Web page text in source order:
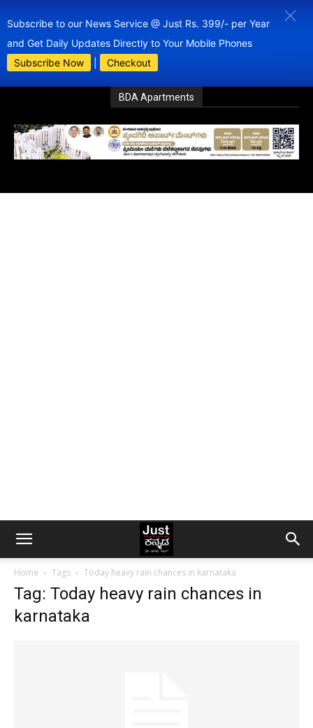
Subscribe to our News Service @ Just Rs. 399/- per Year
and Get Daily Updates Directly to Your Mobile Phones
Subscribe Now
Checkout
BDA Apartments
Home Tags Today heavy rain chances in karnataka
Tag: Today heavy rain chances in
karnataka